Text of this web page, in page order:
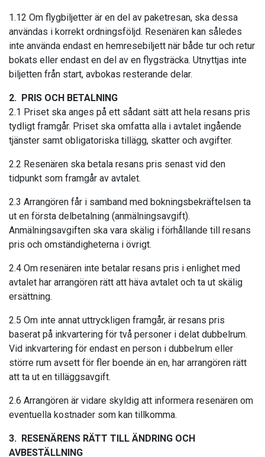
1.12 Om flygbiljetter är en del av paketresan, ska dessa
användas i korrekt ordningsföljd. Resenären kan således
inte använda endast en hemresebiljett när både tur och retur
bokats eller endast en del av en flygsträcka. Utnyttjas inte
biljetten från start, avbokas resterande delar.
2. PRIS OCH BETALNING
2.1 Priset ska anges på ett sådant sätt att hela resans pris
tydligt framgår. Priset ska omfatta alla i avtalet ingående
tjänster samt obligatoriska tillägg, skatter och avgifter.
2.2 Resenären ska betala resans pris senast vid den
tidpunkt som framgår av avtalet.
2.3 Arrangören får i samband med bokningsbekräftelsen ta
ut en första delbetalning (anmälningsavgift).
Anmälningsavgiften ska vara skälig i förhållande till resans
pris och omständigheterna i övrigt.
2.4 Om resenären inte betalar resans pris i enlighet med
avtalet har arrangören rätt att häva avtalet och ta ut skälig
ersättning.
2.5 Om inte annat uttryckligen framgår, är resans pris
baserat på inkvartering för två personer i delat dubbelrum.
Vid in­kvartering för endast en person i dubbelrum eller
större rum avsett för fler boende än en, har arrangören rätt
att ta ut en tilläggsavgift.
2.6 Arrangören är vidare skyldig att informera resenären om
eventuella kostnader som kan tillkomma.
3. RESENÄRENS RÄTT TILL ÄNDRING OCH
AVBESTÄLLNING